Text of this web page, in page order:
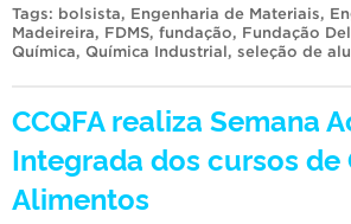
Tags: bolsista, Engenharia de Materiais,
Madeireira, FDMS, fundação, Fundação
Química, Química Industrial, seleção de
CCQFA realiza Semana
Integrada dos cursos de
Alimentos